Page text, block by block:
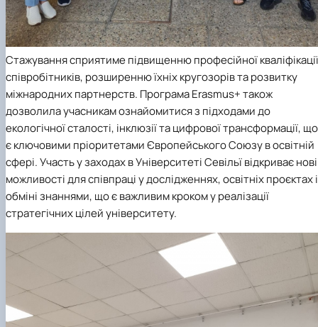
Стажування сприятиме підвищенню професійної кваліфікації
співробітників, розширенню їхніх кругозорів та розвитку
міжнародних партнерств. Програма Erasmus+ також
дозволила учасникам ознайомитися з підходами до
екологічної сталості, інклюзії та цифрової трансформації, що
є ключовими пріоритетами Європейського Союзу в освітній
сфері. Участь у заходах в Університеті Севільї відкриває нові
можливості для співпраці у дослідженнях, освітніх проєктах і
обміні знаннями, що є важливим кроком у реалізації
стратегічних цілей університету.